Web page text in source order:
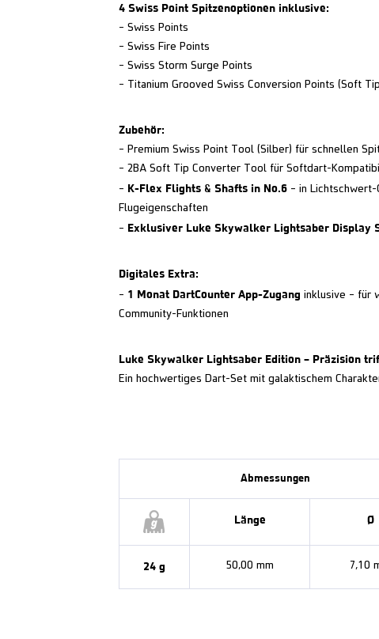
4 Swiss Point Spitzenoptionen inklusive:
– Swiss Points
– Swiss Fire Points
– Swiss Storm Surge Points
– Titanium Grooved Swiss Conversion Points (Soft
Zubehör:
– Premium Swiss Point Tool (Silber) für schnellen
– 2BA Soft Tip Converter Tool für Softdart-
– K-Flex Flights & Shafts in No.6 – in
Flugeigenschaften
– Exklusiver Luke Skywalker Lightsaber Display
Digitales Extra:
– 1 Monat DartCounter App-Zugang inklusive – für
Community-Funktionen
Luke Skywalker Lightsaber Edition – Präzision
Ein hochwertiges Dart-Set mit galaktischem
Abmessungen
Länge Ø
24 g 50,00 mm 7,10